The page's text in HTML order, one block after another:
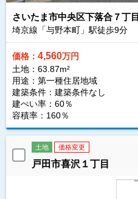
さいたま市中央区下落合７丁目
埼京線「与野本町」駅徒歩9分
価格： 4,560万円
土地：63.87m²
用途：第一種住居地域
建築条件： 建築条件なし
建ぺい率：60％
容積率：160％
土地 価格変更
戸田市喜沢１丁目